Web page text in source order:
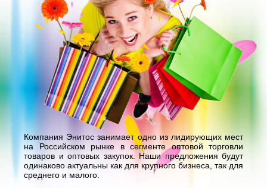
Компания Энитос занимает одно из лидирующих мест
на Российском рынке в сегменте оптовой торговли
товаров и оптовых закупок. Наши предложения будут
одинаково актуальны как для крупного бизнеса, так для
среднего и малого.